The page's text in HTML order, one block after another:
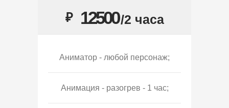
₽ 12500/2 часа
Аниматор - любой персонаж;
Анимация - разогрев - 1 час;